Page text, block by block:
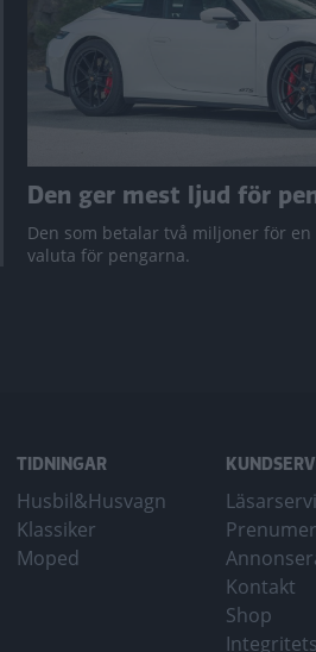
Den ger mest ljud för
Den som betalar två miljoner för en
valuta för pengarna.
TIDNINGAR
Husbil&Husvagn
Klassiker
Moped
Kontakt
Shop